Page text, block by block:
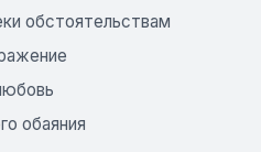
обстоятельствам
обаяния